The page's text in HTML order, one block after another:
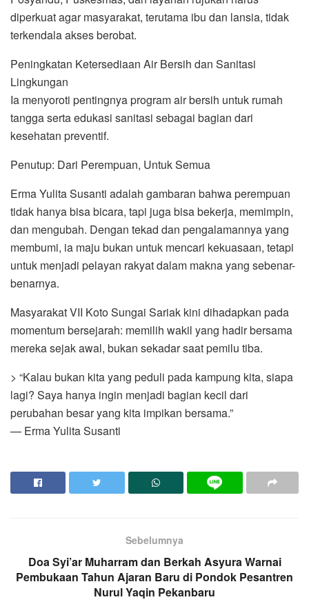
diperkuat agar masyarakat, terutama ibu dan lansia, tidak
terkendala akses berobat.
Peningkatan Ketersediaan Air Bersih dan Sanitasi
Lingkungan
Ia menyoroti pentingnya program air bersih untuk rumah
tangga serta edukasi sanitasi sebagai bagian dari
kesehatan preventif.
Penutup: Dari Perempuan, Untuk Semua
Erma Yulita Susanti adalah gambaran bahwa perempuan
tidak hanya bisa bicara, tapi juga bisa bekerja, memimpin,
dan mengubah. Dengan tekad dan pengalamannya yang
membumi, ia maju bukan untuk mencari kekuasaan, tetapi
untuk menjadi pelayan rakyat dalam makna yang sebenar-
benarnya.
Masyarakat VII Koto Sungai Sariak kini dihadapkan pada
momentum bersejarah: memilih wakil yang hadir bersama
mereka sejak awal, bukan sekadar saat pemilu tiba.
> “Kalau bukan kita yang peduli pada kampung kita, siapa
lagi? Saya hanya ingin menjadi bagian kecil dari
perubahan besar yang kita impikan bersama.”
— Erma Yulita Susanti
Sebelumnya
Doa Syi’ar Muharram dan Berkah Asyura Warnai
Pembukaan Tahun Ajaran Baru di Pondok Pesantren
Nurul Yaqin Pekanbaru